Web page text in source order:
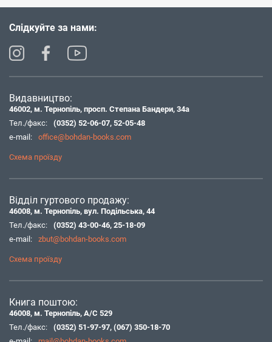
Слідкуйте за нами:
Видавництво:
46002, м. Тернопіль, просп. Степана Бандери, 34а
Тел./факс:
(0352) 52-06-07, 52-05-48
e-mail:
office@bohdan-books.com
Схема проїзду
Відділ гуртового продажу:
46008, м. Тернопіль, вул. Подільська, 44
Тел./факс:
(0352) 43-00-46, 25-18-09
e-mail:
zbut@bohdan-books.com
Схема проїзду
Книга поштою:
46008, м. Тернопіль, А/С 529
Тел./факс:
(0352) 51-97-97, (067) 350-18-70